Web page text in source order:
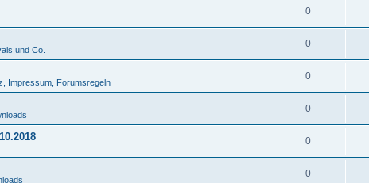
0
und Co.
0
Impressum, Forumsregeln
0
0
0
0